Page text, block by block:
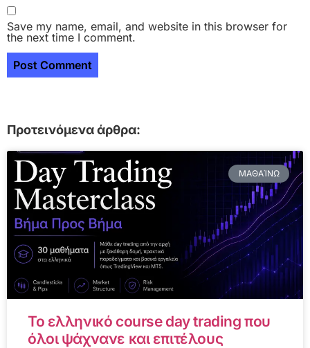
Save my name, email, and website in this browser for
the next time I comment.
Προτεινόμενα άρθρα:
ΜΑΘΑΊΝΩ
Το ελληνικό course day trading που
όλοι ψάχνανε και επιτέλους